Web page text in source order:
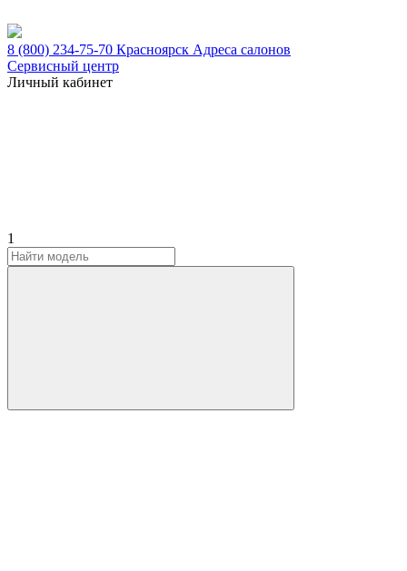
8 (800) 234-75-70 Красноярск Адреса салонов
Сервисный центр
Личный кабинет
1